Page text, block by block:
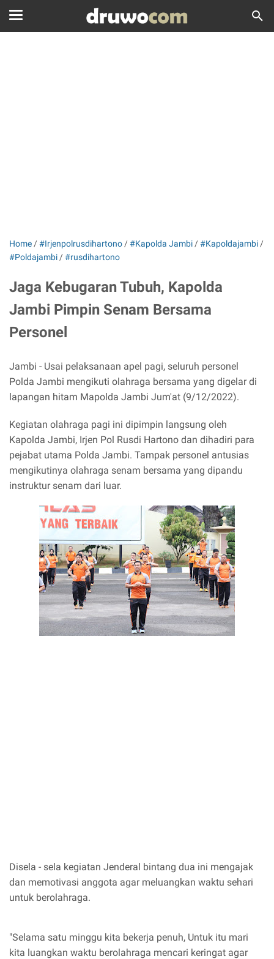
Home /#Irjenpolrusdihartono /#Kapolda Jambi /#Kapoldajambi /
#Poldajambi /#rusdihartono
Jaga Kebugaran Tubuh, Kapolda
Jambi Pimpin Senam Bersama
Personel
Jambi - Usai pelaksanaan apel pagi, seluruh personel
Polda Jambi mengikuti olahraga bersama yang digelar di
lapangan hitam Mapolda Jambi Jum'at (9/12/2022).
Kegiatan olahraga pagi ini dipimpin langsung oleh
Kapolda Jambi, Irjen Pol Rusdi Hartono dan dihadiri para
pejabat utama Polda Jambi. Tampak personel antusias
mengikutinya olahraga senam bersama yang dipandu
instruktur senam dari luar.
Disela - sela kegiatan Jenderal bintang dua ini mengajak
dan memotivasi anggota agar meluangkan waktu sehari
untuk berolahraga.
"Selama satu minggu kita bekerja penuh, Untuk itu mari
kita luangkan waktu berolahraga mencari keringat agar